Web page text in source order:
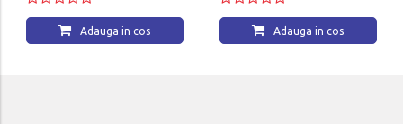
Adauga in cos Adauga in cos